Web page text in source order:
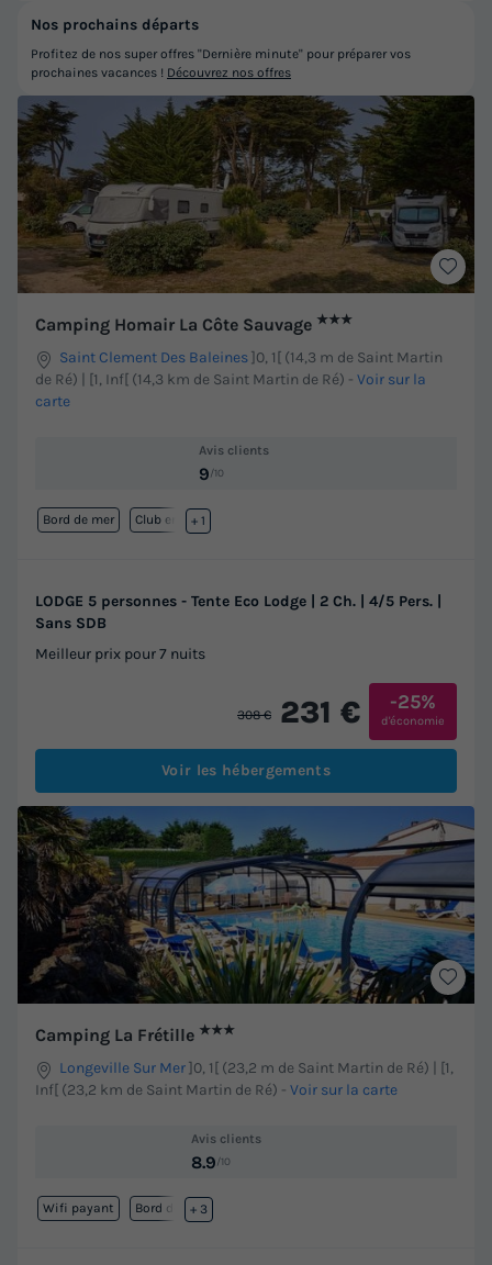
Camping Homair La Côte Sauvage ★★★
Saint Clement Des Baleines]0, 1[ (14,3 m de Saint Martin
de Ré) | [1, Inf[ (14,3 km de Saint Martin de Ré) - Voir sur la
carte
Avis clients
9/10
Bord de mer Club enfant
+ 1
LODGE 5 personnes - Tente Eco Lodge | 2 Ch. | 4/5 Pers. |
Sans SDB
Meilleur prix pour 7 nuits
308 € 231 € -25%
d'économie
Voir les hébergements
Camping La Frétille ★★★
Longeville Sur Mer]0, 1[ (23,2 m de Saint Martin de Ré) | [1,
Inf[ (23,2 km de Saint Martin de Ré) - Voir sur la carte
Avis clients
8.9/10
Wifi payant Bord de mer
+ 3
Nos prochains départs
Profitez de nos super offres "Dernière minute" pour préparer vos
prochaines vacances ! Découvrez nos offres